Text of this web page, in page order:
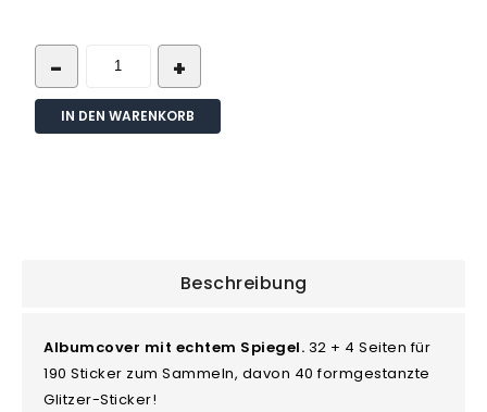
IN DEN WARENKORB
Beschreibung
Albumcover mit echtem Spiegel. 32 + 4 Seiten für
190 Sticker zum Sammeln, davon 40 formgestanzte
Glitzer-Sticker!